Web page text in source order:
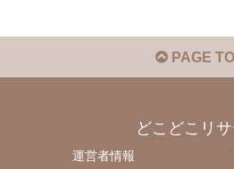
PAGE
どこどこリ
運営者情報